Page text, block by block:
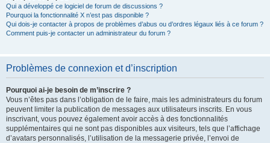
Qui a développé ce logiciel de forum de discussions ?
Pourquoi la fonctionnalité X n’est pas disponible ?
Qui dois-je contacter à propos de problèmes d’abus ou d’ordres légaux liés à ce forum ?
Comment puis-je contacter un administrateur du forum ?
Problèmes de connexion et d’inscription
Pourquoi ai-je besoin de m’inscrire ?
Vous n’êtes pas dans l’obligation de le faire, mais les administrateurs du forum
peuvent limiter la publication de messages aux utilisateurs inscrits. En vous
inscrivant, vous pouvez également avoir accès à des fonctionnalités
supplémentaires qui ne sont pas disponibles aux visiteurs, tels que l’affichage
d’avatars personnalisés, l’utilisation de la messagerie privée, l’envoi de